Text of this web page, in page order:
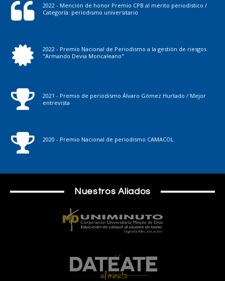
2022 - Mención de honor Premio CPB al mérito periodístico /
Categoría: periodismo universitario
2022 - Premio Nacional de Periodismo a la gestión de riesgos
"Armando Devia Moncaleano"
2021 - Premio de periodismo Álvaro Gómez Hurtado / Mejor
entrevista
2020 - Premio Nacional de periodismo CAMACOL
Nuestros Aliados